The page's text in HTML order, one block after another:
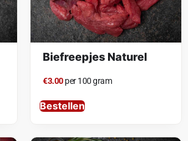
Biefreepjes Naturel
€3.00per 100 gram
Bestellen